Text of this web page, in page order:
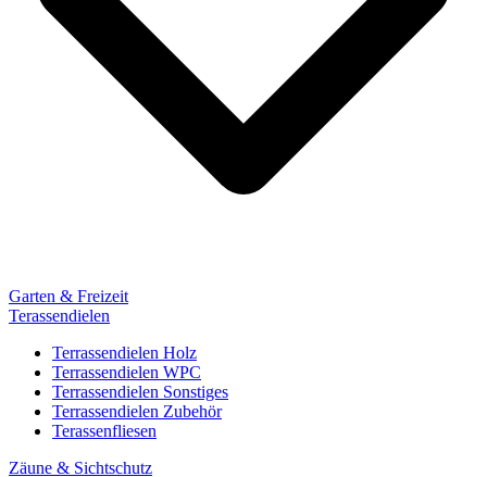
Garten & Freizeit
Terassendielen
Terrassendielen Holz
Terrassendielen WPC
Terrassendielen Sonstiges
Terrassendielen Zubehör
Terassenfliesen
Zäune & Sichtschutz